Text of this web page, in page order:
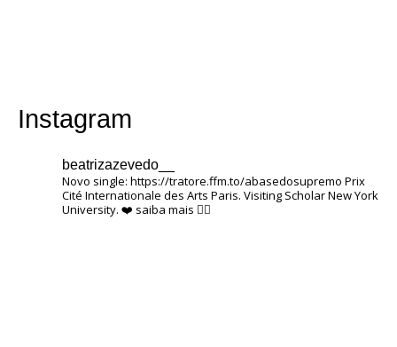
Instagram
beatrizazevedo__
Novo single: https://tratore.ffm.to/abasedosupremo Prix ​​
Cité Internationale des Arts Paris. Visiting Scholar New York
University. ❤️ saiba mais 👇🏽